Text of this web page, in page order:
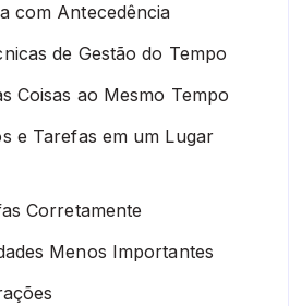
com Antecedência
de Gestão do Tempo
Coisas ao Mesmo Tempo
e Tarefas em um Lugar
Corretamente
Menos Importantes